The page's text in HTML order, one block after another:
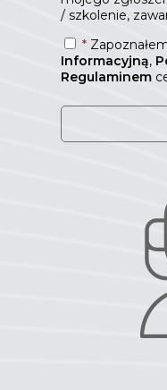
/ szkolenie,
*
Informacyjną,
Regulaminem
W
b